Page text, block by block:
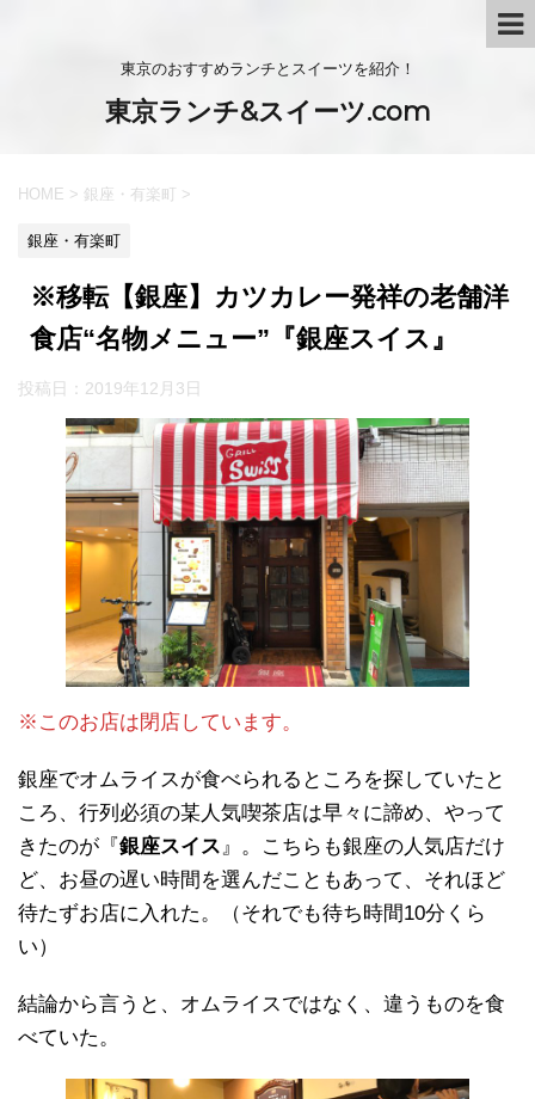
東京のおすすめランチとスイーツを紹介！
東京ランチ&スイーツ.com
HOME > 銀座・有楽町 >
銀座・有楽町
※移転【銀座】カツカレー発祥の老舗洋
食店“名物メニュー”『銀座スイス』
投稿日： 2019年12月3日
※このお店は閉店しています。
銀座でオムライスが食べられるところを探していたと
ころ、行列必須の某人気喫茶店は早々に諦め、やって
きたのが『銀座スイス』。こちらも銀座の人気店だけ
ど、お昼の遅い時間を選んだこともあって、それほど
待たずお店に入れた。（それでも待ち時間10分くら
い）
結論から言うと、オムライスではなく、違うものを食
べていた。